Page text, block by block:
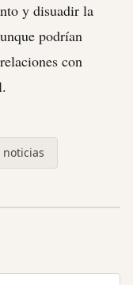
y disuadir la
podrían
con